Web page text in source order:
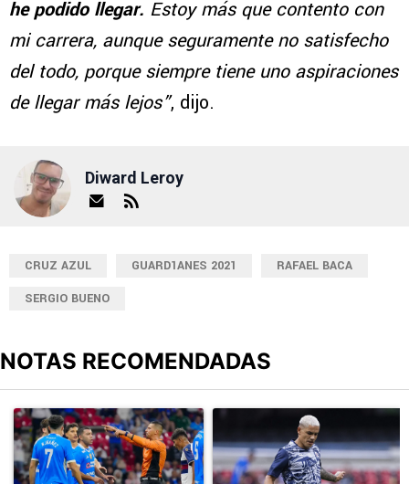
he podido llegar. Estoy más que contento con
mi carrera, aunque seguramente no satisfecho
del todo, porque siempre tiene uno aspiraciones
de llegar más lejos”, dijo.
Diward Leroy
CRUZ AZUL GUARD1ANES 2021
RAFAEL BACA
SERGIO BUENO
NOTAS RECOMENDADAS
Un artículo de tendencia con el título "Cruz Azul 2-3 Atlante:
Un artículo de tendencia con